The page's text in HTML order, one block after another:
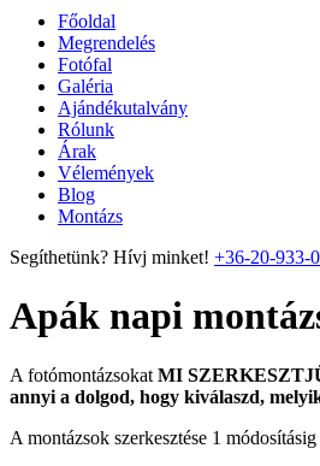
Főoldal
Megrendelés
Fotófal
Galéria
Ajándékutalvány
Rólunk
Árak
Vélemények
Blog
Montázs
Segíthetünk? Hívj minket! +36-20-933-
Apák napi
A fotómontázsokat MI
annyi a dolgod, hogy kiválaszd,
A montázsok szerkesztése 1